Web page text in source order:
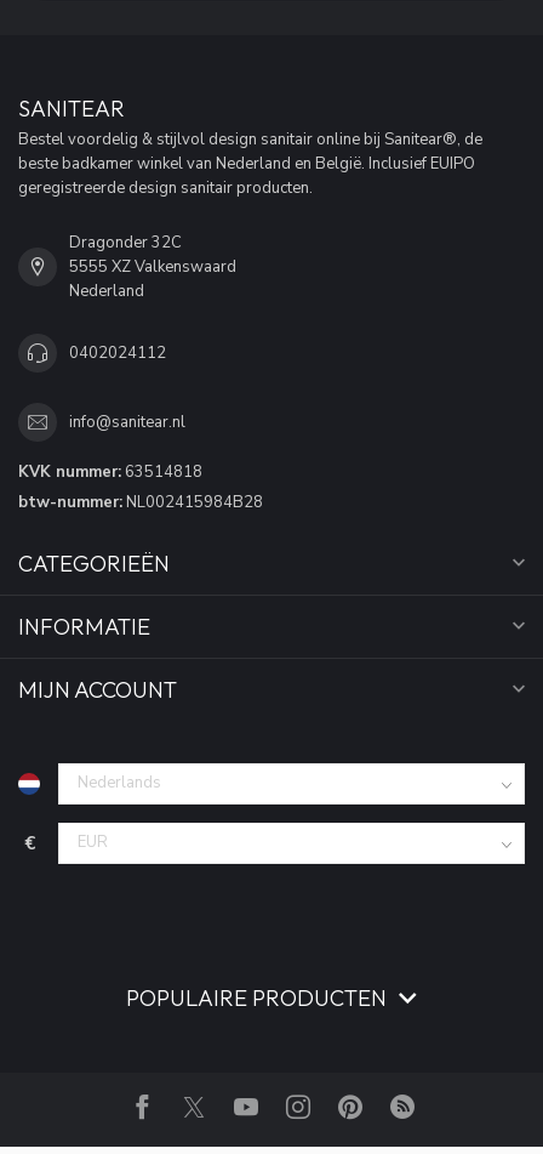
SANITEAR
Bestel voordelig & stijlvol design sanitair online bij Sanitear®, de
beste badkamer winkel van Nederland en België. Inclusief EUIPO
geregistreerde design sanitair producten.
Dragonder 32C
5555 XZ Valkenswaard
Nederland
0402024112
info@sanitear.nl
KVK nummer: 63514818
btw-nummer: NL002415984B28
CATEGORIEËN
INFORMATIE
MIJN ACCOUNT
€
POPULAIRE PRODUCTEN